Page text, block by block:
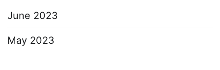
June 2023
May 2023